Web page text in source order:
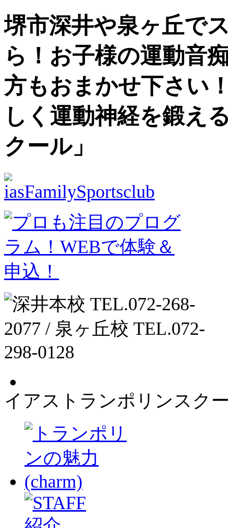
堺市深井や泉ヶ丘で
ら！お子様の運動音
方もおまかせ下さい
しく運動神経を鍛え
クール」
イアストランポリンスク